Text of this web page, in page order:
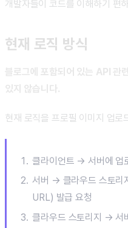
개발자들이 코드를 이해하기 편
현재 로직 방식
현재 로직을 프로필 이미지 업로
클라이언트 → 서버에
서버 → 클라우드 스토리
URL) 발급 요청
클라우드 스토리지 → 서